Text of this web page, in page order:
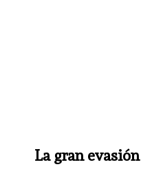
La gran evasión